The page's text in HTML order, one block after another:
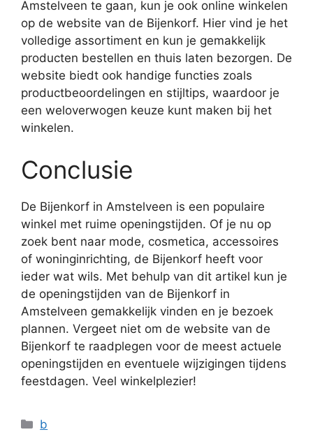
Amstelveen te gaan, kun je ook online winkelen
op de website van de Bijenkorf. Hier vind je het
volledige assortiment en kun je gemakkelijk
producten bestellen en thuis laten bezorgen. De
website biedt ook handige functies zoals
productbeoordelingen en stijltips, waardoor je
een weloverwogen keuze kunt maken bij het
winkelen.
Conclusie
De Bijenkorf in Amstelveen is een populaire
winkel met ruime openingstijden. Of je nu op
zoek bent naar mode, cosmetica, accessoires
of woninginrichting, de Bijenkorf heeft voor
ieder wat wils. Met behulp van dit artikel kun je
de openingstijden van de Bijenkorf in
Amstelveen gemakkelijk vinden en je bezoek
plannen. Vergeet niet om de website van de
Bijenkorf te raadplegen voor de meest actuele
openingstijden en eventuele wijzigingen tijdens
feestdagen. Veel winkelplezier!
Categorieën
b